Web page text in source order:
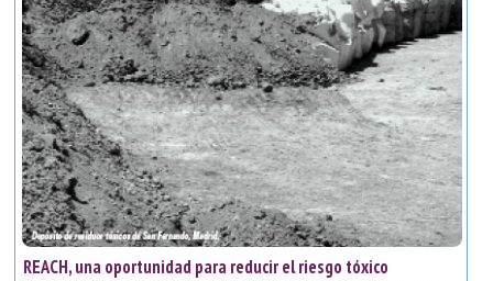
REACH, una oportunidad para reducir el riesgo tóxico